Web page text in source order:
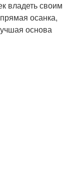
владеть своим
осанка,
основа